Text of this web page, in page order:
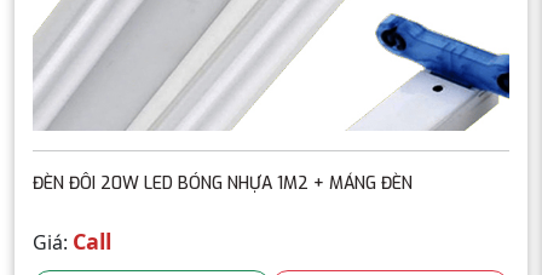
ĐÈN ĐÔI 20W LED BÓNG NHỰA 1M2 + MÁNG ĐÈN
Giá: Call